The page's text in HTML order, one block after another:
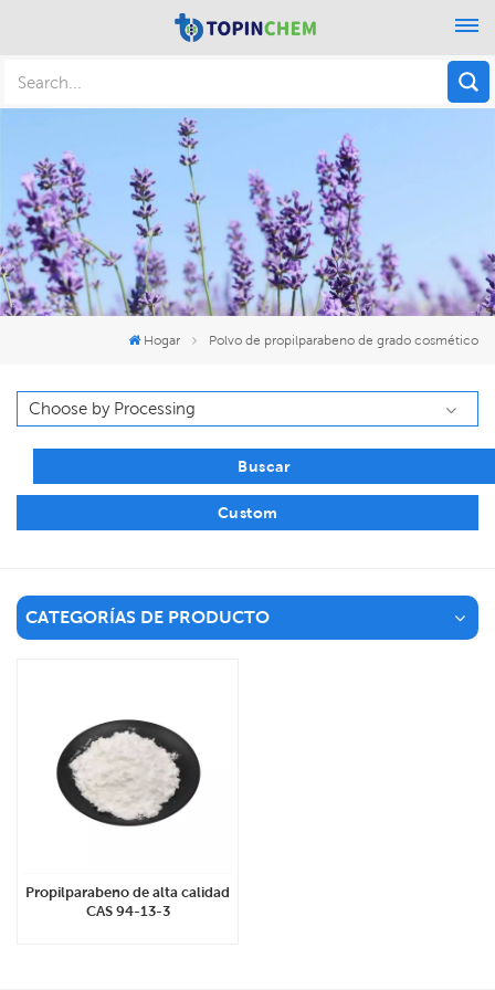
Hogar Polvo de propilparabeno de grado cosmético
Buscar
Custom
CATEGORÍAS DE PRODUCTO
Propilparabeno de alta calidad
CAS 94-13-3